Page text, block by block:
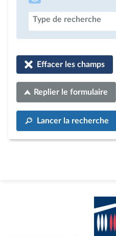
Type de recherche
Effacer les champs
Replier le formulaire
Lancer la recherche